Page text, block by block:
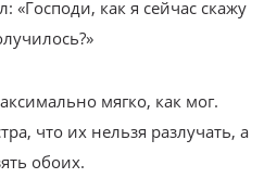
«Господи, как я сейчас скажу
мягко, как мог.
что их нельзя разлучать, а
обоих.